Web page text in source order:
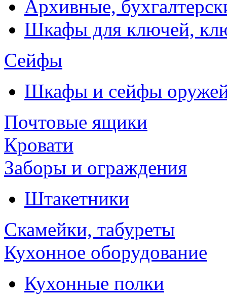
Архивные,
Шкафы для ключей,
Сейфы
Шкафы и сейфы
Почтовые ящики
Кровати
Заборы и ограждения
Штакетники
Скамейки, табуреты
Кухонное оборудование
Кухонные полки